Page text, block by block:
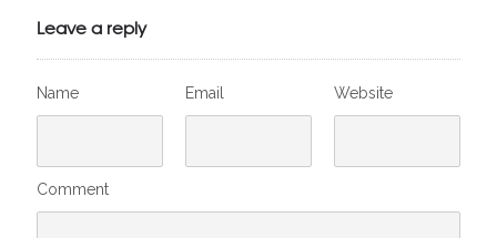
Leave a reply
Name Email Website
Comment